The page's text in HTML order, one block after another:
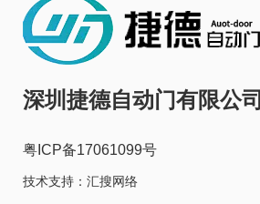
深圳捷德自动门有限公司
粤ICP备17061099号
技术支持： 汇搜网络